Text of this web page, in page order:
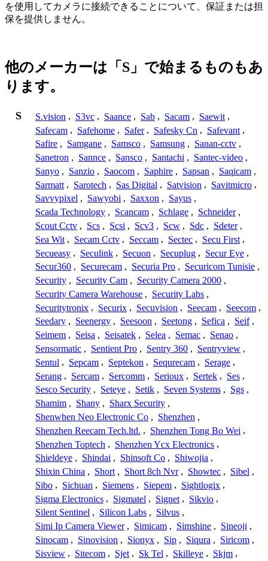
を使用してカメラに接続できることについて、保証または担
保を提供しません。
他のメーカーは「S」で始まるものもあ
ります。
S S.vision , S3vc , Saance , Sab , Sacam , Saewit ,
Safecam , Safehome , Safer , Safesky Cn , Safevant ,
Safire , Samgane , Samsco , Samsung , Sanan-cctv ,
Sanetron , Sannce , Sansco , Santachi , Santec-video ,
Sanyo , Sanzio , Saocom , Saphire , Sapsan , Saqicam ,
Sarmatt , Sarotech , Sas Digital , Satvision , Savitmicro ,
Savvypixel , Sawyobi , Saxxon , Sayus ,
Scada Technology , Scancam , Schlage , Schneider ,
Scout Cctv , Scs , Scsi , Scv3 , Scw , Sdc , Sdeter ,
Sea Wit , Secam Cctv , Seccam , Sectec , Secu First ,
Secueasy , Seculink , Secuon , Secuplug , Secur Eye ,
Secur360 , Securecam , Securia Pro , Securicom Tunisie ,
Security , Security Cam , Security Camera 2000 ,
Security Camera Warehouse , Security Labs ,
Securitytronix , Securix , Secuvision , Seecam , Seecom ,
Seedary , Seenergy , Seesoon , Seetong , Sefica , Seif ,
Seimem , Seisa , Seisatek , Selea , Semac , Senao ,
Sensormatic , Sentient Pro , Sentry 360 , Sentryview ,
Sentul , Sepcam , Septekon , Sequrecam , Serage ,
Serang , Sercam , Sercomm , Serioux , Sertek , Ses ,
Sesco Security , Seteye , Setik , Seven Systems , Sgs ,
Shamim , Shany , Sharx Security ,
Shenwhen Neo Electronic Co , Shenzhen ,
Shenzhen Reecam Tech.ltd. , Shenzhen Tong Bo Wei ,
Shenzhen Toptech , Shenzhen Ycx Electronics ,
Shieldeye , Shindai , Shinsoft Co , Shiwojia ,
Shixin China , Short , Short 8ch Nvr , Showtec , Sibel ,
Sibo , Sichuan , Siemens , Siepem , Sightlogix ,
Sigma Electronics , Sigmatel , Signet , Sikvio ,
Silent Sentinel , Silicon Labs , Silvus ,
Simi Ip Camera Viewer , Simicam , Simshine , Sineoji ,
Sinocam , Sinovision , Sionyx , Sip , Siqura , Siricom ,
Sisview , Sitecom , Sjet , Sk Tel , Skilleye , Skjm ,